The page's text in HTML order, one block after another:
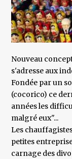
Nouveau
s'adresse aux
Fondée par un
(cocorico) ce
années les
malgré eux"...
Les
petites
carnage des